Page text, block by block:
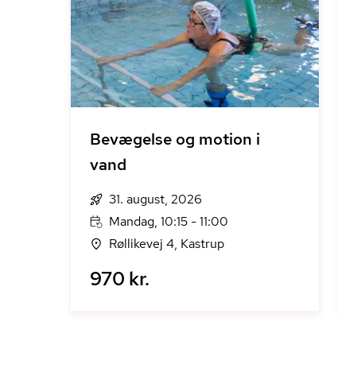
Bevægelse og motion i
vand
31. august, 2026
Mandag, 10:15 - 11:00
Røllikevej 4, Kastrup
970 kr.